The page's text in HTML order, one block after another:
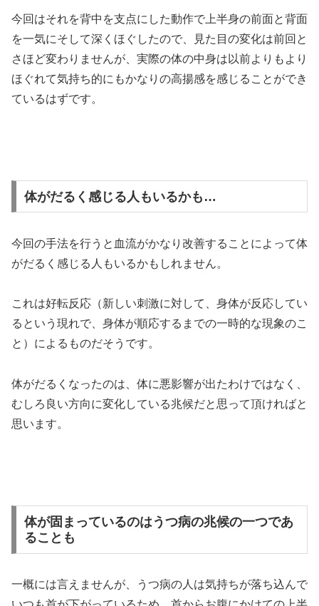
今回はそれを背中を支点にした動作で上半身の前面と背面
を一気にそして深くほぐしたので、見た目の変化は前回と
さほど変わりませんが、実際の体の中身は以前よりもより
ほぐれて気持ち的にもかなりの高揚感を感じることができ
ているはずです。
体がだるく感じる人もいるかも…
今回の手法を行うと血流がかなり改善することによって体
がだるく感じる人もいるかもしれません。
これは好転反応（新しい刺激に対して、身体が反応してい
るという現れで、身体が順応するまでの一時的な現象のこ
と）によるものだそうです。
体がだるくなったのは、体に悪影響が出たわけではなく、
むしろ良い方向に変化している兆候だと思って頂ければと
思います。
体が固まっているのはうつ病の兆候の一つであ
ることも
一概には言えませんが、うつ病の人は気持ちが落ち込んで